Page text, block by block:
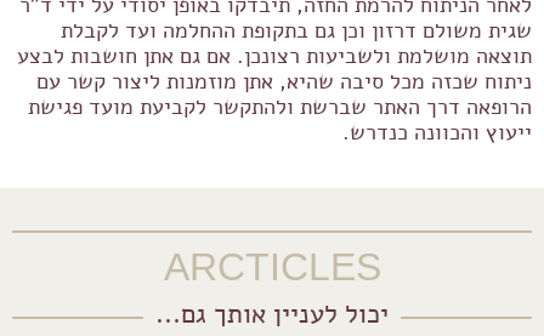
שגית משולם דרזון וכן גם בתקופת ההחלמה ועד לקבלת
תוצאה מושלמת ולשביעות רצונכן. אם גם אתן חושבות לבצע
ניתוח שכזה מכל סיבה שהיא, אתן מוזמנות ליצור קשר עם
הרופאה דרך האתר שברשת ולהתקשר לקביעת מועד פגישת
ייעוץ והכוונה כנדרש.
ARCTICLES
יכול לעניין אותך גם...